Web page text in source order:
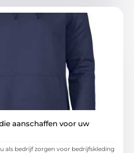
aanschaffen voor uw
als bedrijf zorgen voor bedrijfskleding